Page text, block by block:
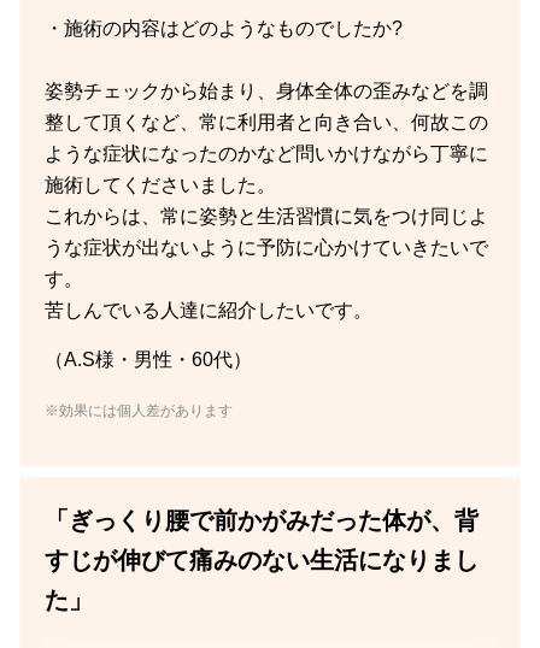
・施術の内容はどのようなものでしたか?
姿勢チェックから始まり、身体全体の歪みなどを調
整して頂くなど、常に利用者と向き合い、何故この
ような症状になったのかなど問いかけながら丁寧に
施術してくださいました。
これからは、常に姿勢と生活習慣に気をつけ同じよ
うな症状が出ないように予防に心かけていきたいで
す。
苦しんでいる人達に紹介したいです。
（A.S様・男性・60代）
※効果には個人差があります
「ぎっくり腰で前かがみだった体が、背
すじが伸びて痛みのない生活になりまし
た」